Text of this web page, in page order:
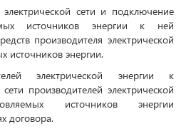
электрической сети и подключение
источников энергии к ней
производителя электрической
источников энергии.
электрической энергии к
производителей электрической
источников энергии
договора.